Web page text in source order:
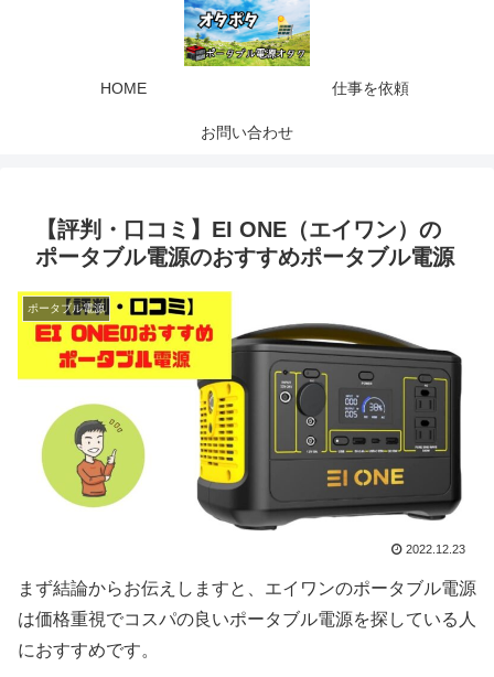
HOME 仕事を依頼
お問い合わせ
【評判・口コミ】EI ONE（エイワン）の
ポータブル電源のおすすめポータブル電源
ポータブル電源
2022.12.23
まず結論からお伝えしますと、エイワンのポータブル電源
は価格重視でコスパの良いポータブル電源を探している人
におすすめです。